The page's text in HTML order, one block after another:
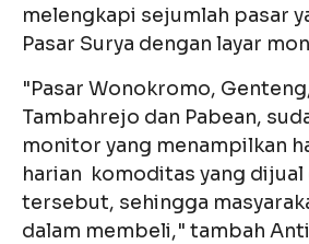
melengkapi sejumlah pasar
Pasar Surya dengan layar
"Pasar Wonokromo,
Tambahrejo dan Pabean,
monitor yang menampilkan
harian komoditas yang dijual
tersebut, sehingga
dalam membeli," tambah